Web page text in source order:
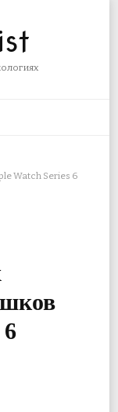
Watch Series 6